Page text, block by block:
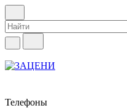
Телефоны